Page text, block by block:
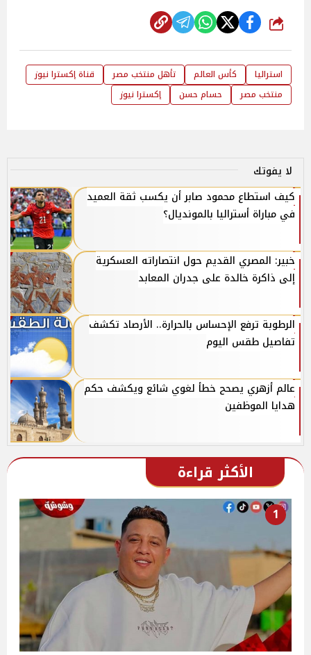
شارك
استراليا كأس العالم تأهل منتخب مصر
قناة إكسترا نيوز
منتخب مصر
حسام حسن إكسترا نيوز
لا يفوتك
كيف استطاع محمود صابر أن يكسب ثقة العميد
في مباراة أستراليا بالمونديال؟
خبير: المصري القديم حول انتصاراته العسكرية
إلى ذاكرة خالدة على جدران المعابد
الرطوبة ترفع الإحساس بالحرارة.. الأرصاد تكشف
تفاصيل طقس اليوم
عالم أزهري يصحح خطأ لغوي شائع ويكشف حكم
هدايا الموظفين
الأكثر قراءة
1